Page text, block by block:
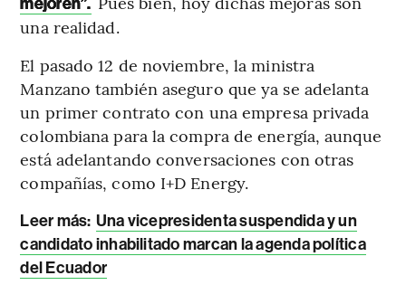
mejoren”.
una realidad.
El pasado 12 de noviembre, la ministra
Manzano también aseguro que ya se adelanta
un primer contrato con una empresa privada
colombiana para la compra de energía, aunque
está adelantando conversaciones con otras
compañías, como I+D Energy.
Leer más: Una vicepresidenta suspendida y un
candidato inhabilitado marcan la agenda política
del Ecuador